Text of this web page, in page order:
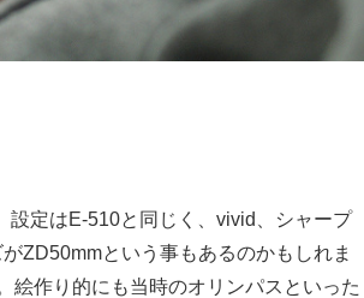
設定はE-510と同じく、vivid、シャープ
ZD50mmという事もあるのかもしれま
絵作り的にも当時のオリンパスといった